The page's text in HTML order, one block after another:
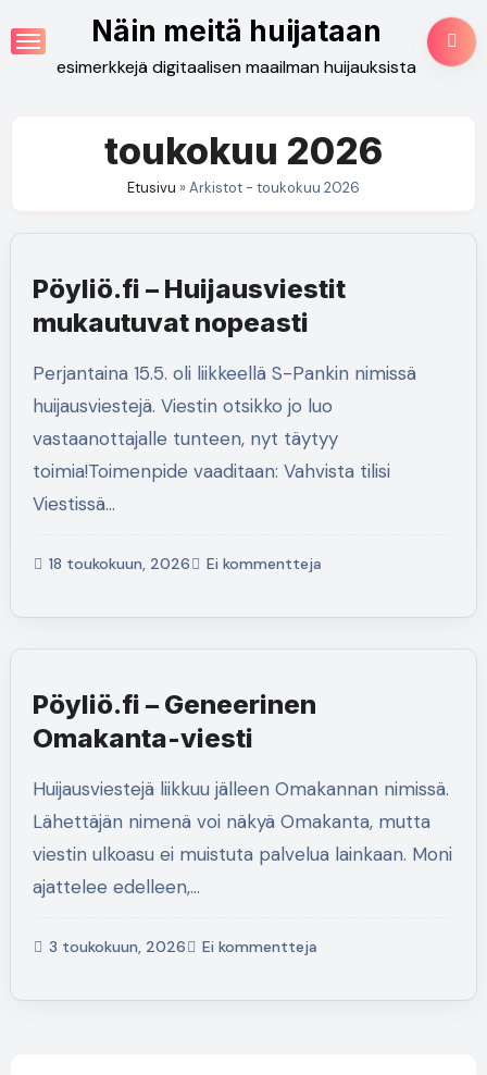
to
content
Näin meitä huijataan
esimerkkejä digitaalisen maailman huijauksista
toukokuu 2026
Etusivu »Arkistot - toukokuu 2026
Pöyliö.fi – Huijausviestit
mukautuvat nopeasti
Perjantaina 15.5. oli liikkeellä S-Pankin nimissä
huijausviestejä. Viestin otsikko jo luo
vastaanottajalle tunteen, nyt täytyy
toimia!Toimenpide vaaditaan: Vahvista tilisi
Viestissä…
18 toukokuun, 2026 Ei kommentteja
Pöyliö.fi – Geneerinen
Omakanta-viesti
Huijausviestejä liikkuu jälleen Omakannan nimissä.
Lähettäjän nimenä voi näkyä Omakanta, mutta
viestin ulkoasu ei muistuta palvelua lainkaan. Moni
ajattelee edelleen,…
3 toukokuun, 2026 Ei kommentteja